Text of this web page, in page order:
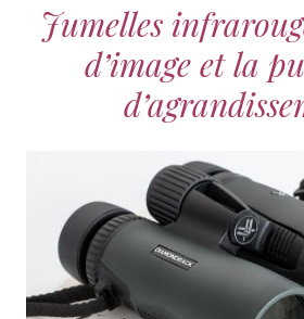
Jumelles
d’image et la